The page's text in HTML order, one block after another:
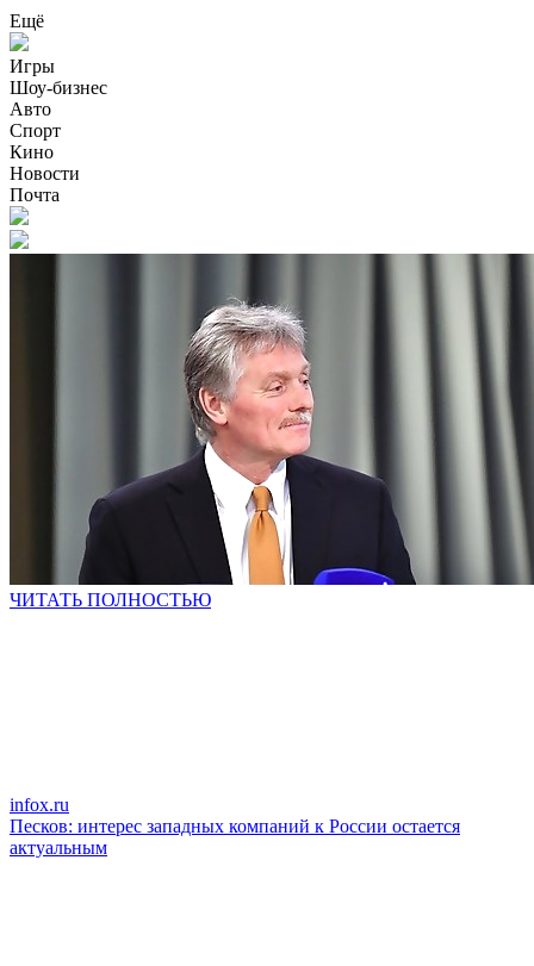
Ещё
Игры
Шоу-бизнес
Авто
Спорт
Кино
Новости
Почта
ЧИТАТЬ ПОЛНОСТЬЮ
infox.ru
Песков: интерес западных компаний к России остается
актуальным